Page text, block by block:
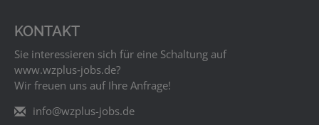
KONTAKT
Sie interessieren sich für eine Schaltung auf
www.wzplus‑jobs.de?
Wir freuen uns auf Ihre Anfrage!
info@wzplus-jobs.de